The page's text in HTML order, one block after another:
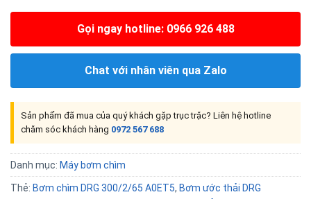
Gọi ngay hotline: 0966 926 488
Chat với nhân viên qua Zalo
Sản phẩm đã mua của quý khách gặp trục trặc? Liên hệ hotline
chăm sóc khách hàng 0972 567 688
Danh mục: Máy bơm chìm
Thẻ: Bơm chìm DRG 300/2/65 A0ET5, Bơm ước thải DRG